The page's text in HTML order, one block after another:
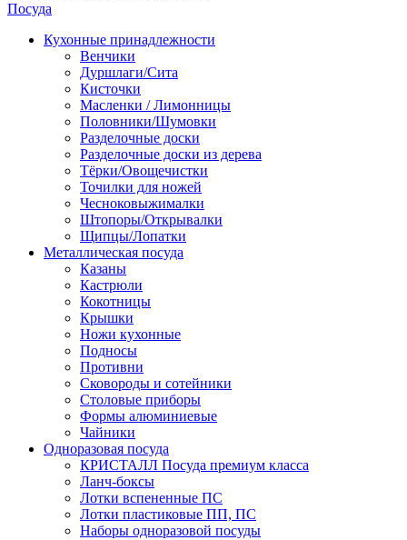
Посуда
Кухонные принадлежности
Венчики
Дуршлаги/Сита
Кисточки
Масленки / Лимонницы
Половники/Шумовки
Разделочные доски
Разделочные доски из дерева
Тёрки/Овощечистки
Точилки для ножей
Чесноковыжималки
Штопоры/Открывалки
Щипцы/Лопатки
Металлическая посуда
Казаны
Кастрюли
Кокотницы
Крышки
Ножи кухонные
Подносы
Противни
Сковороды и сотейники
Столовые приборы
Формы алюминиевые
Чайники
Одноразовая посуда
КРИСТАЛЛ Посуда премиум класса
Ланч-боксы
Лотки вспененные ПС
Лотки пластиковые ПП, ПС
Наборы одноразовой посуды